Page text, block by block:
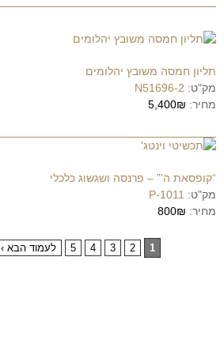
תליון חמסה משובץ יהלומים
מק"ט: N51696-2
מחיר: 5,400₪
“קופסאת ה'” – פרנסה ושגשוג כלכלי
מק"ט: P-1011
מחיר: 800₪
1
2
3
4
5 לעמוד הבא ›